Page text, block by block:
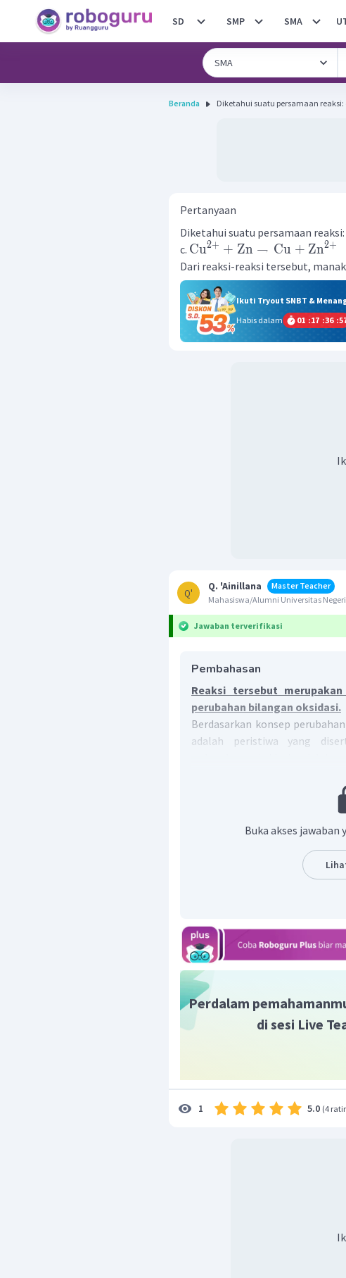
SD SMP SMA
Beranda
Pertanyaan
Diketahui suatu persamaan reaksi:
c. Cu2+ + Zn → Cu + Zn2+
Dari reaksi-reaksi tersebut,
Ikuti Tryout SNBT &
Habis dalam
01 :17 :36 :
Q'
Q. 'Ainillana
Master Teacher
Mahasiswa/Alumni Universitas
Jawaban terverifikasi
Pembahasan
Reaksi tersebut
perubahan bilangan oksidasi.
Berdasarkan konsep
adalah peristiwa yang
Pada reaksi diatas terjadi
Znmengalami oksidasi
reduksi menjadiCu.
Sehingga reaksi tersebut
Buka akses
Perdalam
di sesi Live
1 5.0 (4